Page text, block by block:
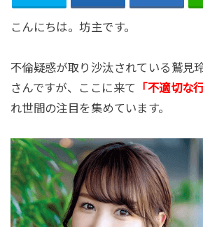
こんにちは。坊主です。
不倫疑惑が取り沙汰されている鷲見
さんですが、ここに来て 「不適切な
れ世間の注目を集めています。